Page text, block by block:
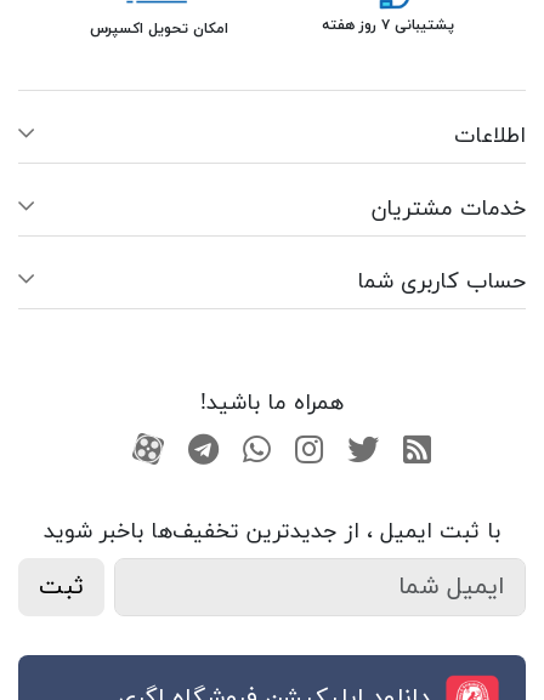
پشتیبانی ۷ روز هفته امکان تحویل اکسپرس
اطلاعات
خدمات مشتریان
حساب کاربری شما
همراه ما باشید!
RSS توییتراینستاگرام
واتساپتلگرامآپارات
با ثبت ایمیل ، از جدید‌ترین تخفیف‌ها با‌خبر شوید
ثبت